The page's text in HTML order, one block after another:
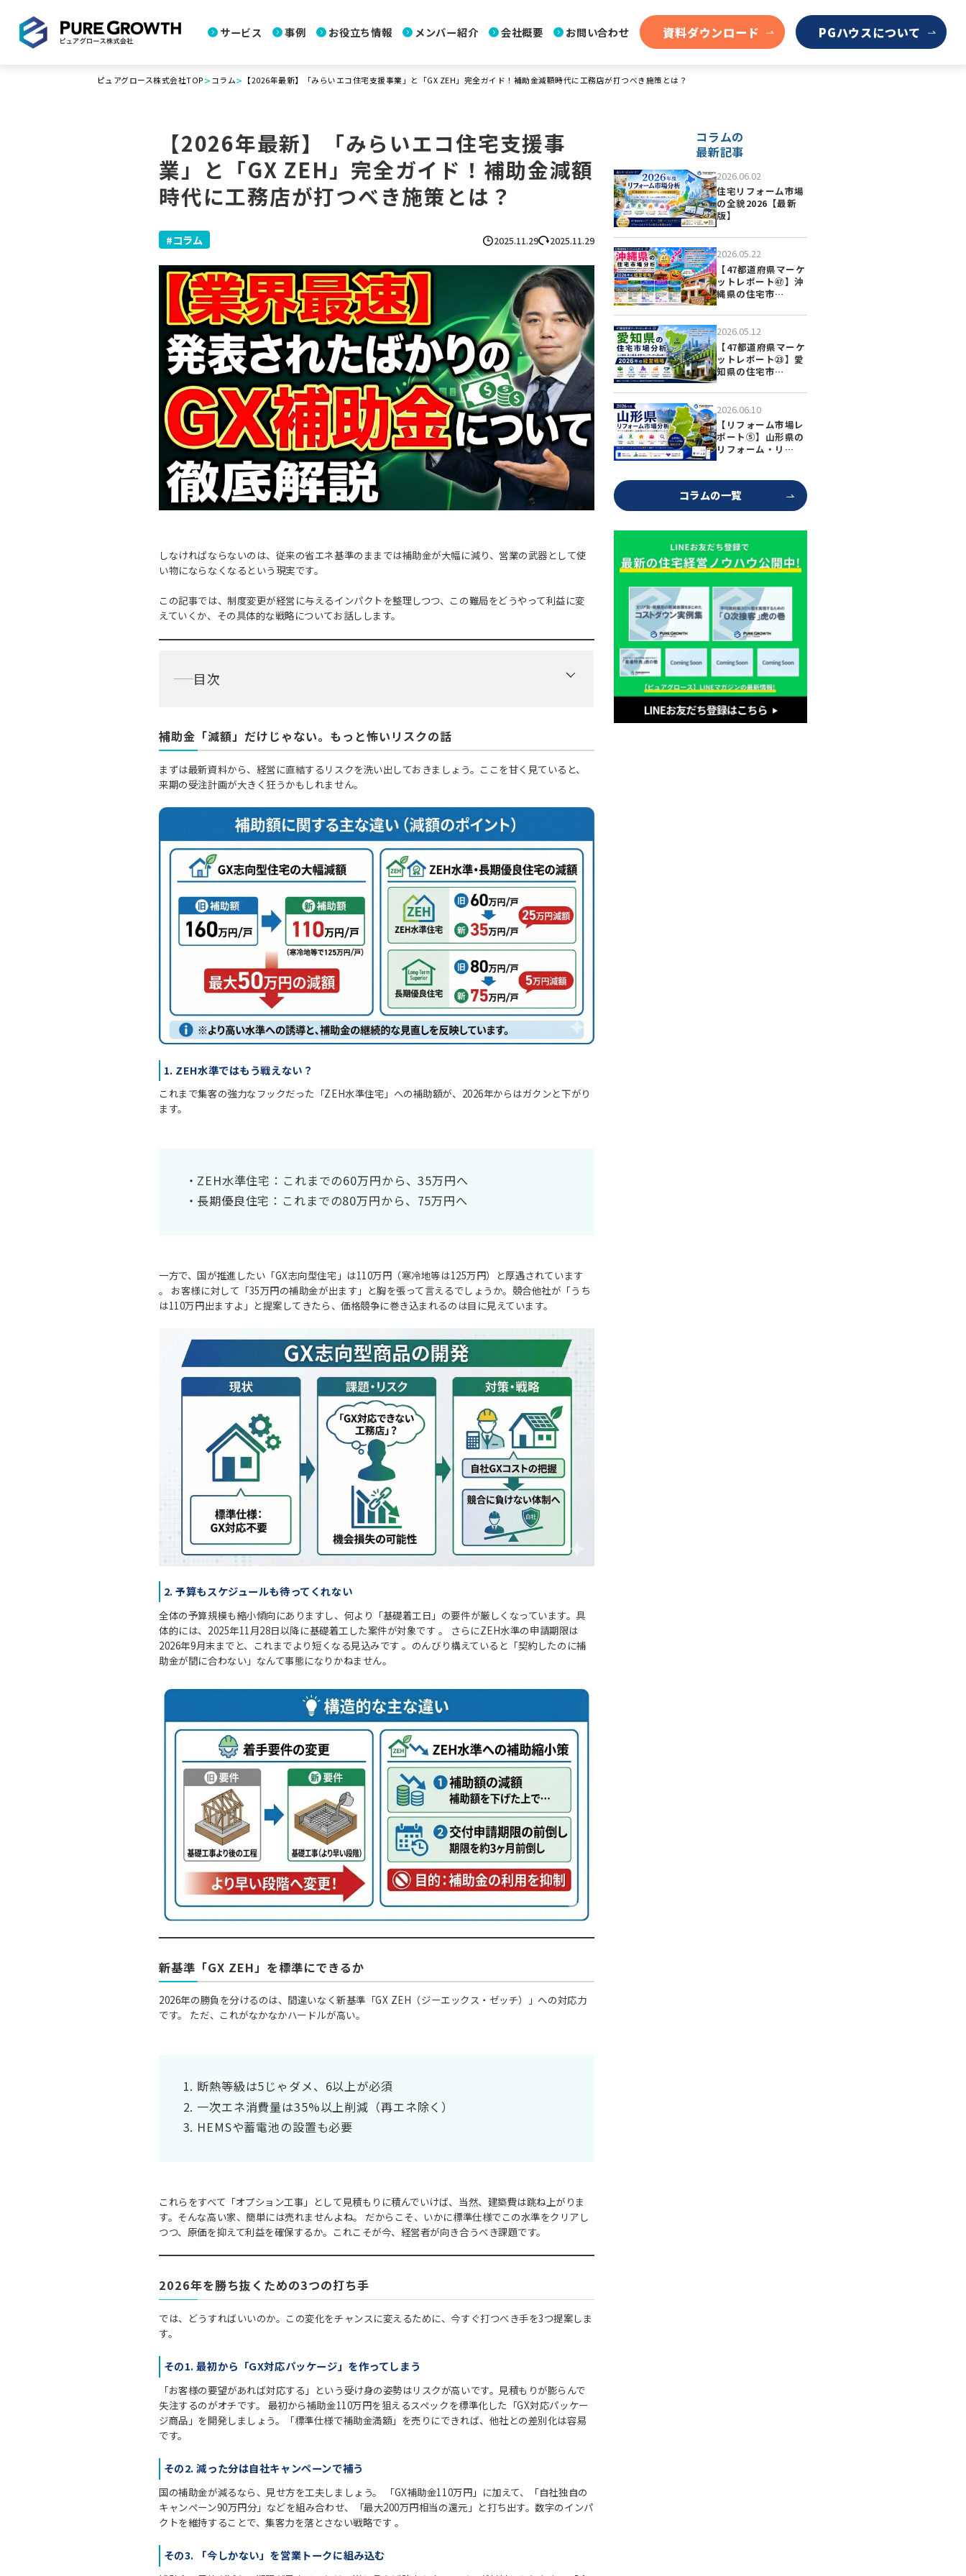
サービス 事例 お役立ち情報 メンバー紹介 会社概要 お問い合わせ 資料ダウンロード PGハウスについて
ピュアグロース株式会社TOP > コラム> 【2026年最新】「みらいエコ住宅支援事業」と「GX ZEH」完全ガイド！補助金減額時代に工務店が打つべき施策とは？
【2026年最新】「みらいエコ住宅支援事
業」と「GX ZEH」完全ガイド！補助金減額
時代に工務店が打つべき施策とは？
2025.11.29 2025.11.29
コラム
しなければならないのは、従来の省エネ基準のままでは補助金が大幅に減り、営業の武器として使
い物にならなくなるという現実です。
この記事では、制度変更が経営に与えるインパクトを整理しつつ、この難局をどうやって利益に変
えていくか、その具体的な戦略についてお話しします。
目次
補助金「減額」だけじゃない。もっと怖いリスクの話
まずは最新資料から、経営に直結するリスクを洗い出しておきましょう。ここを甘く見ていると、
来期の受注計画が大きく狂うかもしれません。
1. ZEH水準ではもう戦えない？
これまで集客の強力なフックだった「ZEH水準住宅」への補助額が、2026年からはガクンと下がり
ます。
ZEH水準住宅：これまでの60万円から、35万円へ
長期優良住宅：これまでの80万円から、75万円へ
一方で、国が推進したい「GX志向型住宅」は110万円（寒冷地等は125万円）と厚遇されています
。 お客様に対して「35万円の補助金が出ます」と胸を張って言えるでしょうか。競合他社が「うち
は110万円出ますよ」と提案してきたら、価格競争に巻き込まれるのは目に見えています。
2. 予算もスケジュールも待ってくれない
全体の予算規模も縮小傾向にありますし、何より「基礎着工日」の要件が厳しくなっています。具
体的には、2025年11月28日以降に基礎着工した案件が対象です。 さらにZEH水準の申請期限は
2026年9月末までと、これまでより短くなる見込みです。のんびり構えていると「契約したのに補
助金が間に合わない」なんて事態になりかねません。
新基準「GX ZEH」を標準にできるか
2026年の勝負を分けるのは、間違いなく新基準「GX ZEH（ジーエックス・ゼッチ）」への対応力
です。 ただ、これがなかなかハードルが高い。
断熱等級は5じゃダメ、6以上が必須
一次エネ消費量は35%以上削減（再エネ除く）
HEMSや蓄電池の設置も必要
これらをすべて「オプション工事」として見積もりに積んでいけば、当然、建築費は跳ね上がりま
す。そんな高い家、簡単には売れませんよね。 だからこそ、いかに標準仕様でこの水準をクリアし
つつ、原価を抑えて利益を確保するか。これこそが今、経営者が向き合うべき課題です。
2026年を勝ち抜くための3つの打ち手
では、どうすればいいのか。この変化をチャンスに変えるために、今すぐ打つべき手を3つ提案しま
す。
その1. 最初から「GX対応パッケージ」を作ってしまう
「お客様の要望があれば対応する」という受け身の姿勢はリスクが高いです。見積もりが膨らんで
失注するのがオチです。 最初から補助金110万円を狙えるスペックを標準化した「GX対応パッケー
ジ商品」を開発しましょう。「標準仕様で補助金満額」を売りにできれば、他社との差別化は容易
です。
その2. 減った分は自社キャンペーンで補う
国の補助金が減るなら、見せ方を工夫しましょう。 「GX補助金110万円」に加えて、「自社独自の
キャンペーン90万円分」などを組み合わせ、「最大200万円相当の還元」と打ち出す。数字のインパ
クトを維持することで、集客力を落とさない戦略です 。
その3. 「今しかない」を営業トークに組み込む
コラムの
最新記事
2026.06.02
住宅リフォーム市場
の全貌2026【最新
版】
2026.05.22
【47都道府県マーケ
ットレポート㊼】沖
縄県の住宅市…
2026.05.12
【47都道府県マーケ
ットレポート㉓】愛
知県の住宅市…
2026.06.10
【リフォーム市場レ
ポート⑤】山形県の
リフォーム・リ…
コラムの一覧